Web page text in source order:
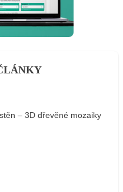
– 3D dřevěné mozaiky